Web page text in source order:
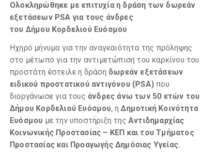
Ολοκληρώθηκε με επιτυχία η δράση των δωρεάν
εξετάσεων PSA για τους άνδρες
του Δήμου Κορδελιού Ευόσμου
Ηχηρό μήνυμα για την αναγκαιότητα της πρόληψης
στο μέτωπο για την αντιμετώπιση του καρκίνου του
προστάτη έστειλε η δράση δωρεάν εξετάσεων
ειδικού προστατικού αντιγόνου (PSA)που
διοργάνωσε για τους άνδρες άνω των 50 ετών του
Δήμου Κορδελιού Ευόσμου, ηΔημοτική Κοινότητα
Ευόσμου με την υποστήριξη τηςΑντιδημαρχίας
Κοινωνικής Προστασίας – ΚΕΠ και του Τμήματος
Προστασίας και Προαγωγής Δημόσιας Υγείας.